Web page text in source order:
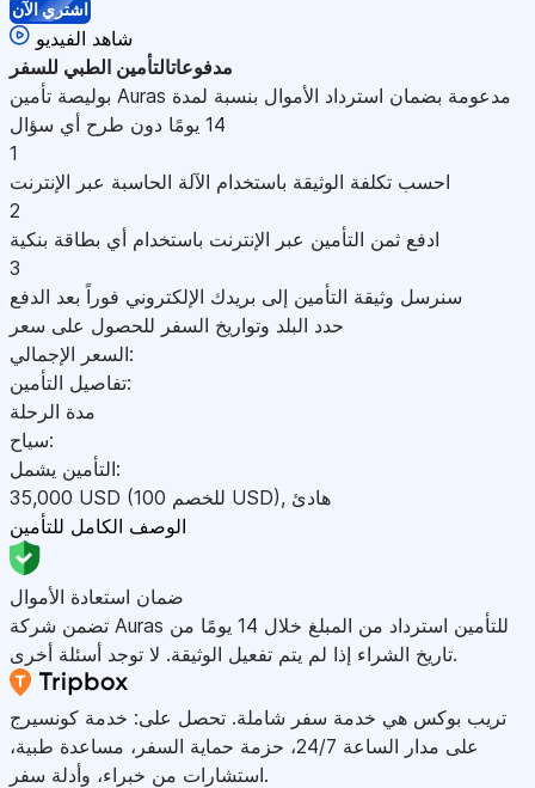
اشتري الآن
شاهد الفيديو
مدفوعاتالتأمين الطبي للسفر
بوليصة تأمين Auras مدعومة بضمان استرداد الأموال بنسبة لمدة
14 يومًا دون طرح أي سؤال
1
احسب تكلفة الوثيقة باستخدام الآلة الحاسبة عبر الإنترنت
2
ادفع ثمن التأمين عبر الإنترنت باستخدام أي بطاقة بنكية
3
سنرسل وثيقة التأمين إلى بريدك الإلكتروني فوراً بعد الدفع
حدد البلد وتواريخ السفر للحصول على سعر
السعر الإجمالي:
تفاصيل التأمين:
مدة الرحلة
سياح:
التأمين يشمل:
35,000 USD USD), هادئ
الوصف الكامل للتأمين
ضمان استعادة الأموال
تضمن شركة Auras للتأمين استرداد من المبلغ خلال 14 يومًا من
تاريخ الشراء إذا لم يتم تفعيل الوثيقة. لا توجد أسئلة أخرى.
تريب بوكس هي خدمة سفر شاملة. تحصل على: خدمة كونسيرج
على مدار الساعة 24/7، حزمة حماية السفر، مساعدة طبية،
استشارات من خبراء، وأدلة سفر.